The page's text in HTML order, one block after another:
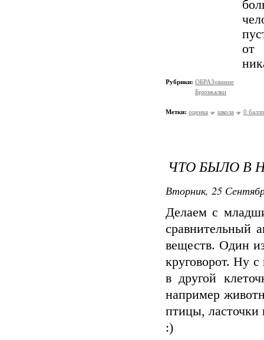
от
Рубрики: ОБРАЗование
Брюзжалки
Метки: оценка школа 0
ЧТО БЫЛО В
Вторник, 25
Делаем с
сравнительный
веществ. Один
круговорот. Ну
в другой
например
птицы, ласточки
:)